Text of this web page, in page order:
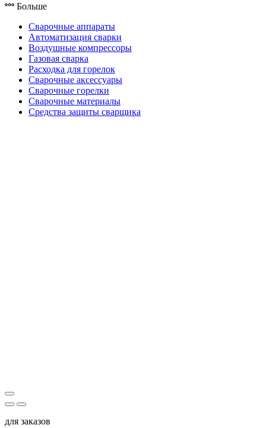
Больше
Сварочные аппараты
Автоматизация сварки
Воздушные компрессоры
Газовая сварка
Расходка для горелок
Сварочные аксессуары
Сварочные горелки
Сварочные материалы
Средства защиты сварщика
для заказов